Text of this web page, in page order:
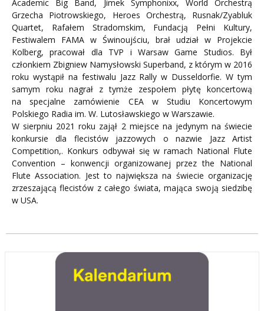
Academic Big Band, Jimek Symphonixx, World Orchestrą
Grzecha Piotrowskiego, Heroes Orchestrą, Rusnak/Zyabluk
Quartet, Rafałem Stradomskim, Fundacją Pełni Kultury,
Festiwalem FAMA w Świnoujściu, brał udział w Projekcie
Kolberg, pracował dla TVP i Warsaw Game Studios. Był
członkiem Zbigniew Namysłowski Superband, z którym w 2016
roku wystąpił na festiwalu Jazz Rally w Dusseldorfie. W tym
samym roku nagrał z tymże zespołem płytę koncertową
na specjalne zamówienie CEA w Studiu Koncertowym
Polskiego Radia im. W. Lutosławskiego w Warszawie.
W sierpniu 2021 roku zajął 2 miejsce na jedynym na świecie
konkursie dla flecistów jazzowych o nazwie Jazz Artist
Competition,. Konkurs odbywał się w ramach National Flute
Convention – konwencji organizowanej przez the National
Flute Association. Jest to największa na świecie organizację
zrzeszającą flecistów z całego świata, mająca swoją siedzibę
w USA.